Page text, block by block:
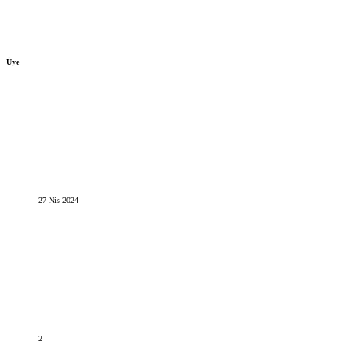
Üye
27 Nis 2024
2